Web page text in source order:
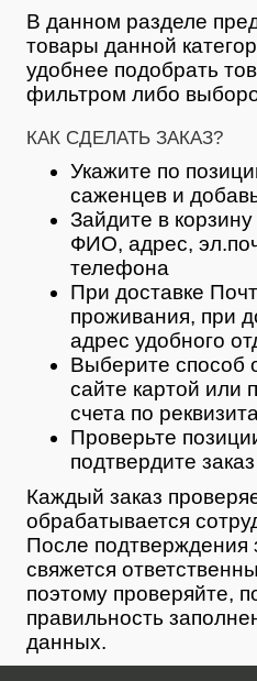
В данном разделе
товары данной
удобнее подобрать
фильтром либо
КАК СДЕЛАТЬ ЗАКАЗ?
Укажите по
саженцев и
Зайдите в
ФИО, адрес,
телефона
При доставке
проживания, при
адрес удобного
Выберите способ
сайте картой или
счета по
Проверьте
подтвердите заказ
Каждый заказ
обрабатывается
После подтверждения
свяжется
поэтому проверяйте,
правильность
данных.